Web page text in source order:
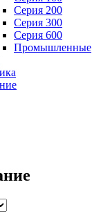
Серия 200
Серия 300
Серия 600
Промышленные